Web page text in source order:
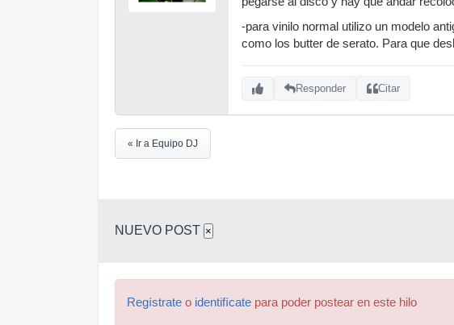
-para vinilo normal utilizo un modelo
como los butter de serato. Para que
Responder Citar
« Ir a Equipo DJ
NUEVO POST ×
Regístrate o identifícate para poder postear en este hilo